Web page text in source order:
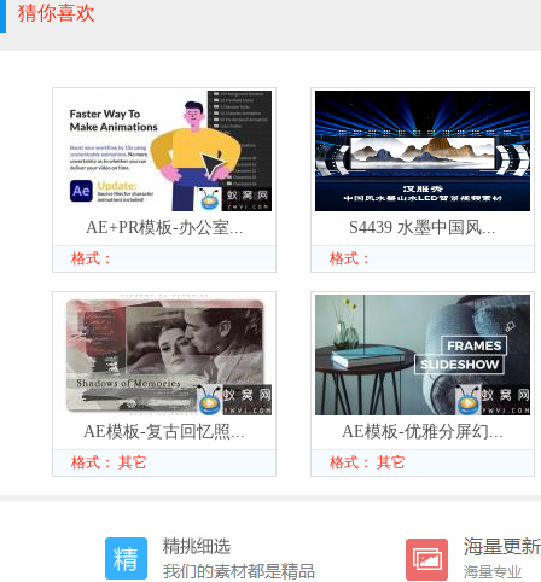
猜你喜欢
AE+PR模板-办公室...
格式：
S4439 水墨中国风...
格式：
AE模板-复古回忆照...
格式： 其它
AE模板-优雅分屏幻...
格式： 其它